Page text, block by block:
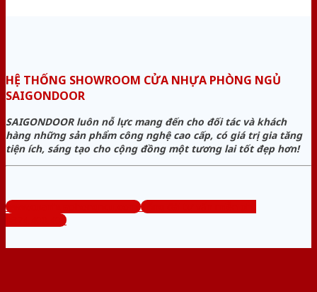
HỆ THỐNG SHOWROOM CỬA NHỰA PHÒNG NGỦ
SAIGONDOOR
SAIGONDOOR luôn nỗ lực mang đến cho đối tác và khách
hàng những sản phẩm công nghệ cao cấp, có giá trị gia tăng
tiện ích, sáng tạo cho cộng đồng một tương lai tốt đẹp hơn!
www.cuanhuaphongngu.com
Tổng đài tư vấn miễn phí:
0824.400.400